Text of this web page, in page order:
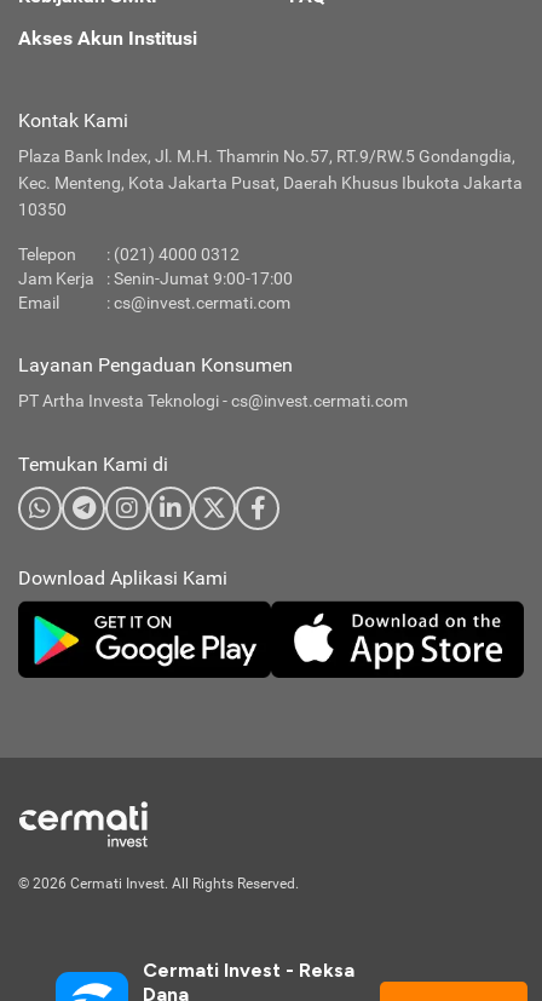
Akses Akun Institusi
Kontak Kami
Plaza Bank Index, Jl. M.H. Thamrin No.57, RT.9/RW.5 Gondangdia,
Kec. Menteng, Kota Jakarta Pusat, Daerah Khusus Ibukota Jakarta
10350
Telepon
: (021) 4000 0312
Jam Kerja
: Senin-Jumat 9:00-17:00
Email
:cs@invest.cermati.com
Layanan Pengaduan Konsumen
PT Artha Investa Teknologi -cs@invest.cermati.com
Temukan Kami di
Download Aplikasi Kami
© 2026 Cermati Invest. All Rights Reserved.
Cermati Invest - Reksa
Dana